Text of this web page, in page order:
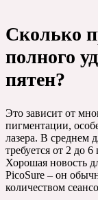
Сколько
полного
пятен?
Это зависит от
пигментации,
лазера. В среднем
требуется от 2 до
Хорошая новость
PicoSure – он
количеством